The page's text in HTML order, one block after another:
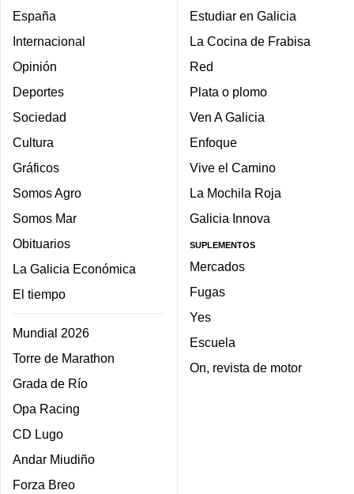
España
Internacional
Opinión
Deportes
Sociedad
Cultura
Gráficos
Somos Agro
Somos Mar
Obituarios
La Galicia Económica
El tiempo
Mundial 2026
Torre de Marathon
Grada de Río
Opa Racing
CD Lugo
Andar Miudiño
Forza Breo
Estudiar en Galicia
La Cocina de Frabisa
Red
Plata o plomo
Ven A Galicia
Enfoque
Vive el Camino
La Mochila Roja
Galicia Innova
SUPLEMENTOS
Mercados
Fugas
Yes
Escuela
On, revista de motor